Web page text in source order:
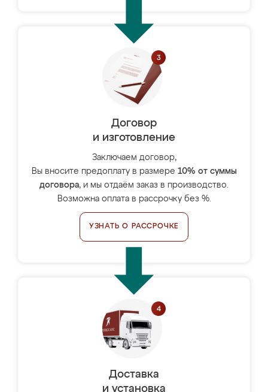
Договор
и изготовление
Заключаем договор,
Вы вносите предоплату в размере 10% от суммы
договора, и мы отдаём заказ в производство.
Возможна оплата в рассрочку без %.
УЗНАТЬ О РАССРОЧКЕ
Доставка
и установка